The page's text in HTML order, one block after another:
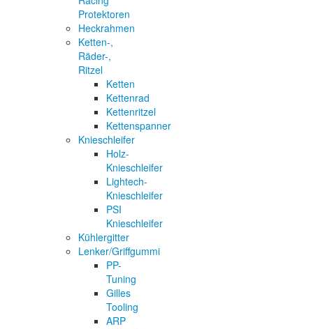
Protektoren
Heckrahmen
Ketten-,
Räder-,
Ritzel
Ketten
Kettenrad
Kettenritzel
Kettenspanner
Knieschleifer
Holz-
Knieschleifer
Lightech-
Knieschleifer
PSI
Knieschleifer
Kühlergitter
Lenker/Griffgummi
PP-
Tuning
Gilles
Tooling
ARP